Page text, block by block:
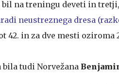
bil na treningu deveti in
neustreznega dresa
42. in za dve mesti oziroma
tudi Norvežana